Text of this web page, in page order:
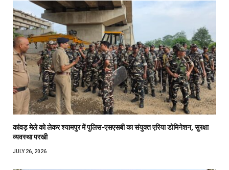
कांवड़ मेले को लेकर श्यामपुर में पुलिस-एसएसबी का संयुक्त एरिया डोमिनेशन, सुरक्षा
व्यवस्था परखी
JULY 26, 2026